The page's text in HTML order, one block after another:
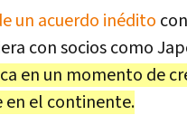
un acuerdo inédito
con socios como
en un momento de
en el continente.